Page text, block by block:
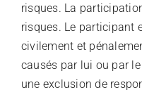
risques. La
risques. Le participant
civilement et
causés par lui ou par
une exclusion de